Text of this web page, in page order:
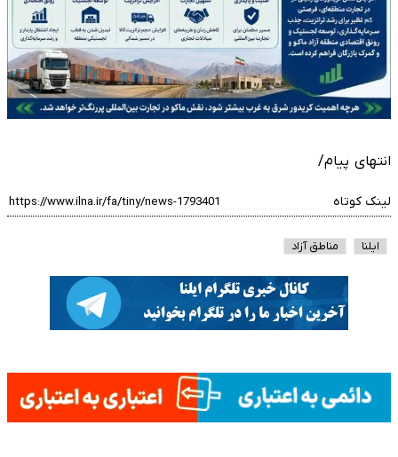
انتهای پیام/
لینک کوتاه
ایلنا مناطق آزاد